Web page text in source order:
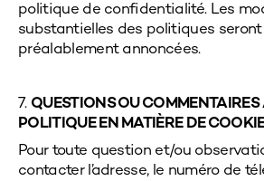
politique de confidentialité. Les
substantielles des politiques
préalablement annoncées.
7. QUESTIONS OU
POLITIQUE EN MATIÈRE DE
Pour toute question et/ou
contacter l’adresse, le numéro de